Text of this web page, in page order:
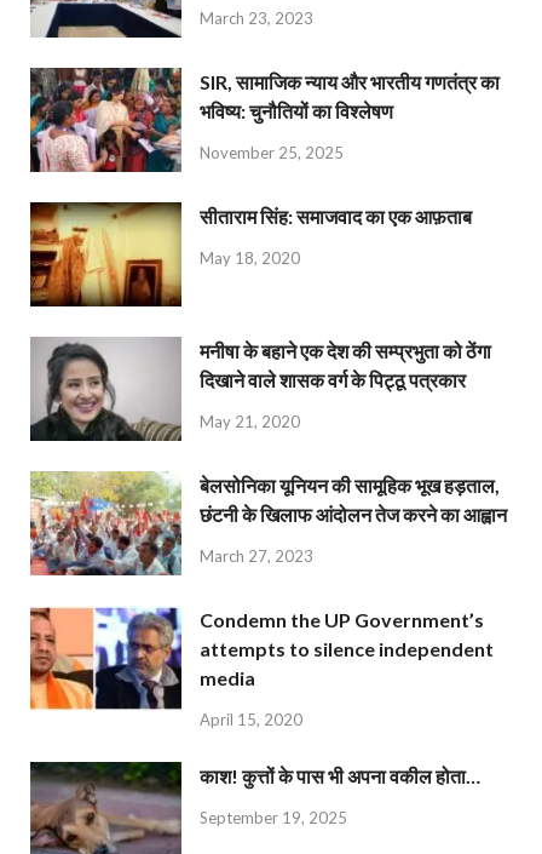
March 23, 2023
SIR, सामाजिक न्याय और भारतीय गणतंत्र का
भविष्य: चुनौतियों का विश्लेषण
November 25, 2025
सीताराम सिंह: समाजवाद का एक आफ़ताब
May 18, 2020
मनीषा के बहाने एक देश की सम्प्रभुता को ठेंगा
दिखाने वाले शासक वर्ग के पिट्ठू पत्रकार
May 21, 2020
बेलसोनिका यूनियन की सामूहिक भूख हड़ताल,
छंटनी के खिलाफ आंदोलन तेज करने का आह्वान
March 27, 2023
Condemn the UP Government’s
attempts to silence independent
media
April 15, 2020
काश! कुत्तों के पास भी अपना वकील होता…
September 19, 2025